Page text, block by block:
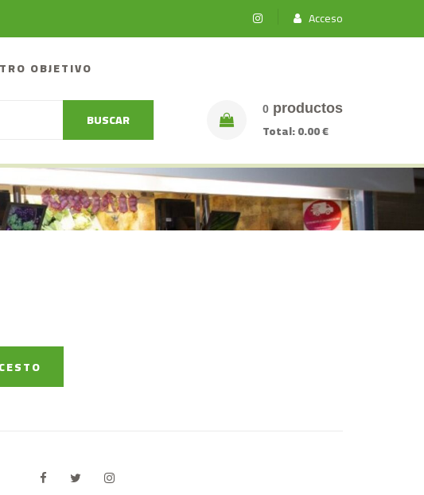
Acceso
OBJETIVO
BUSCAR
0 productos
Total:0.00 €